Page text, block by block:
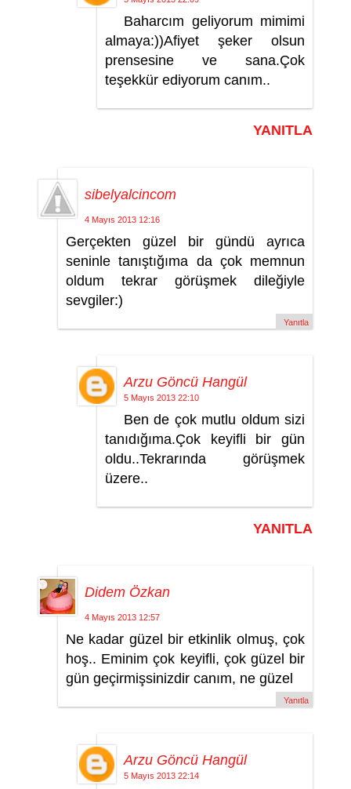
Baharcım geliyorum mimimi
almaya:))Afiyet şeker olsun
prensesine ve sana.Çok
teşekkür ediyorum canım..
YANITLA
sibelyalcincom
4 Mayıs 2013 12:16
Gerçekten güzel bir gündü ayrıca
seninle tanıştığıma da çok memnun
oldum tekrar görüşmek dileğiyle
sevgiler:)
Yanıtla
Arzu Göncü Hangül
5 Mayıs 2013 22:10
Ben de çok mutlu oldum sizi
tanıdığıma.Çok keyifli bir gün
oldu..Tekrarında görüşmek
üzere..
YANITLA
Didem Özkan
4 Mayıs 2013 12:57
Ne kadar güzel bir etkinlik olmuş, çok
hoş.. Eminim çok keyifli, çok güzel bir
gün geçirmişsinizdir canım, ne güzel
Yanıtla
Arzu Göncü Hangül
5 Mayıs 2013 22:14